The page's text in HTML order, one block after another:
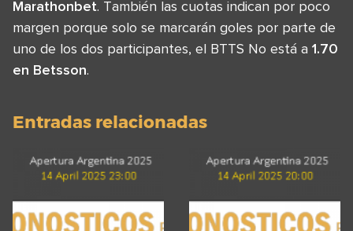
Marathonbet. También las cuotas indican por poco
margen porque solo se marcarán goles por parte de
uno de los dos participantes, el BTTS No está a 1.70
en Betsson.
Entradas relacionadas